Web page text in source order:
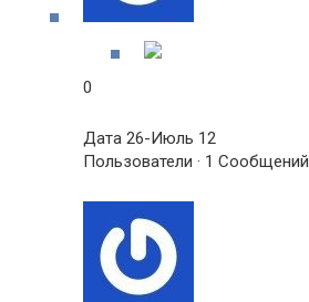
0
Дата 26-Июль 12
Пользователи · 1 Сообщений